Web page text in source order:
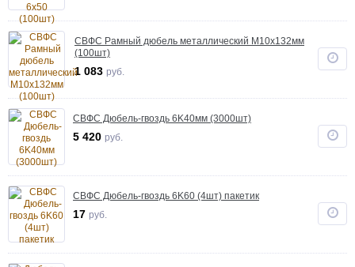
СВФС Рамный дюбель металлический М10х132мм
(100шт)
1 083 руб.
СВФС Дюбель-гвоздь 6K40мм (3000шт)
5 420 руб.
СВФС Дюбель-гвоздь 6K60 (4шт) пакетик
17 руб.